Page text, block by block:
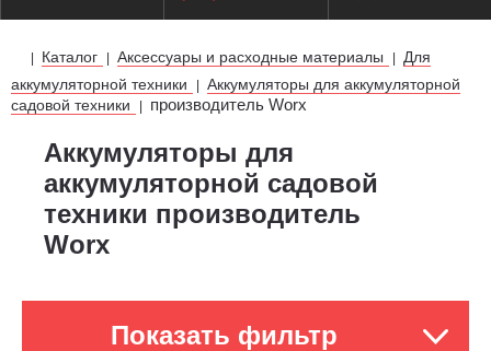
| Каталог | Аксессуары и расходные материалы |
Для
аккумуляторной техники
| Аккумуляторы для аккумуляторной
садовой техники
| производитель Worx
Аккумуляторы для
аккумуляторной садовой
техники производитель
Worx
Показать фильтр